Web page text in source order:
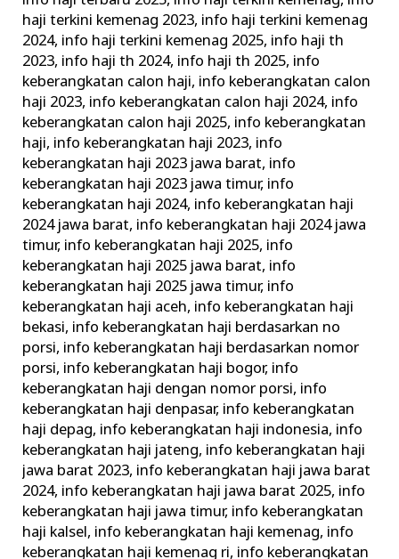
haji terkini kemenag 2023, info haji terkini kemenag
2024, info haji terkini kemenag 2025, info haji th
2023, info haji th 2024, info haji th 2025, info
keberangkatan calon haji, info keberangkatan calon
haji 2023, info keberangkatan calon haji 2024, info
keberangkatan calon haji 2025, info keberangkatan
haji, info keberangkatan haji 2023, info
keberangkatan haji 2023 jawa barat, info
keberangkatan haji 2023 jawa timur, info
keberangkatan haji 2024, info keberangkatan haji
2024 jawa barat, info keberangkatan haji 2024 jawa
timur, info keberangkatan haji 2025, info
keberangkatan haji 2025 jawa barat, info
keberangkatan haji 2025 jawa timur, info
keberangkatan haji aceh, info keberangkatan haji
bekasi, info keberangkatan haji berdasarkan no
porsi, info keberangkatan haji berdasarkan nomor
porsi, info keberangkatan haji bogor, info
keberangkatan haji dengan nomor porsi, info
keberangkatan haji denpasar, info keberangkatan
haji depag, info keberangkatan haji indonesia, info
keberangkatan haji jateng, info keberangkatan haji
jawa barat 2023, info keberangkatan haji jawa barat
2024, info keberangkatan haji jawa barat 2025, info
keberangkatan haji jawa timur, info keberangkatan
haji kalsel, info keberangkatan haji kemenag, info
keberangkatan haji kemenag ri, info keberangkatan